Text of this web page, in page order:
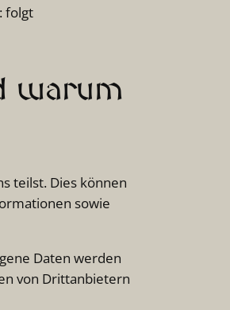
folgt
warum
teilst. Dies können
sowie
Daten werden
von Drittanbietern